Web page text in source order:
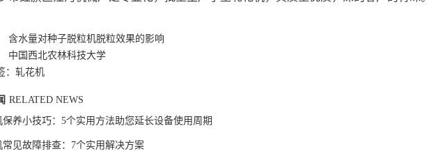
含水量对种子脱粒机脱粒效果的影响
中国西北农林科技大学
：轧花机
RELATED NEWS
保养小技巧：5个实用方法助您延长设备使用周期
常见故障排查：7个实用解决方案